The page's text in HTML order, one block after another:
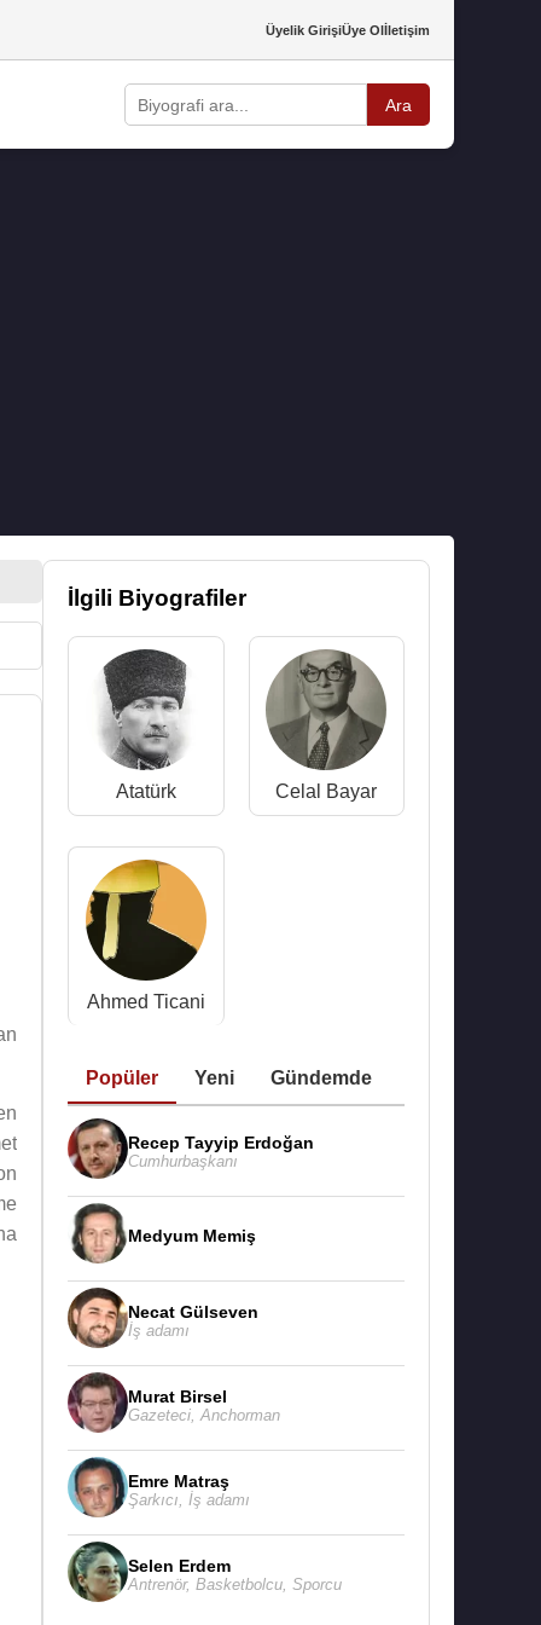
Üyelik GirişiÜye Olİletişim
Ara
İlgili Biyografiler
Atatürk Celal Bayar
Ahmed Ticani
Popüler Yeni Gündemde
Recep Tayyip Erdoğan
Cumhurbaşkanı
Medyum Memiş
Necat Gülseven
İş adamı
Murat Birsel
Gazeteci Anchorman
Emre Matraş
Şarkıcı İş adamı
Selen Erdem
Antrenör, Basketbolcu Sporcu